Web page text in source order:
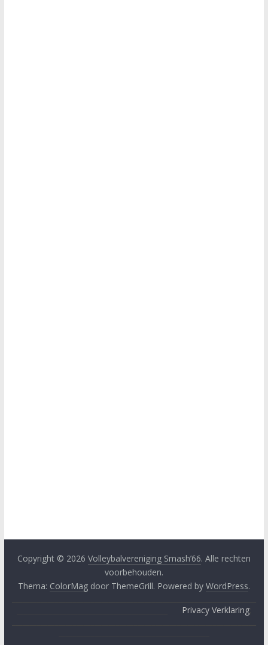
Copyright © 2026 Volleybalvereniging Smash’66. Alle rechten
voorbehouden.
Thema: ColorMagdoor ThemeGrill. Powered by WordPress.
Privacy Verklaring;